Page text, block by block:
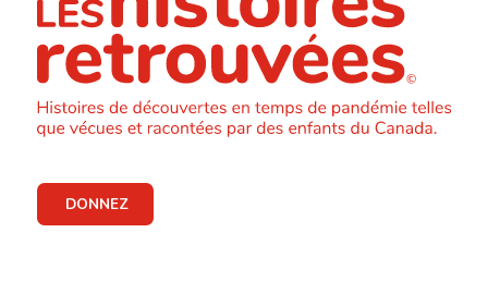
DONNEZ